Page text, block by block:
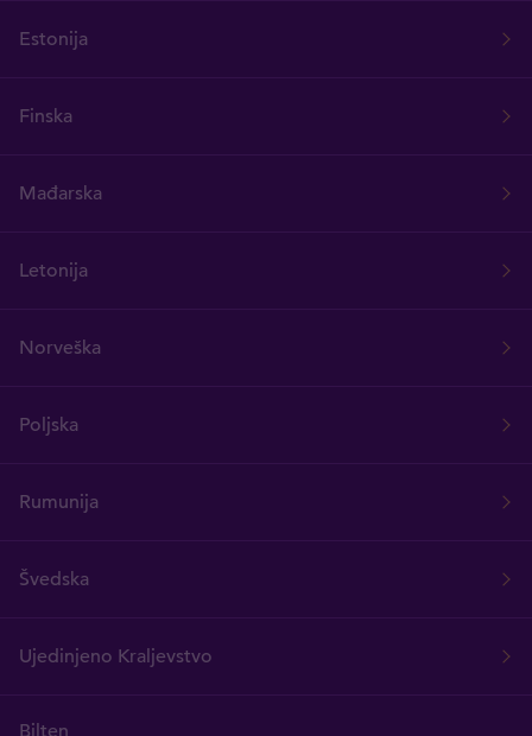
Estonija
Finska
Mađarska
Letonija
Norveška
Poljska
Rumunija
Švedska
Ujedinjeno Kraljevstvo